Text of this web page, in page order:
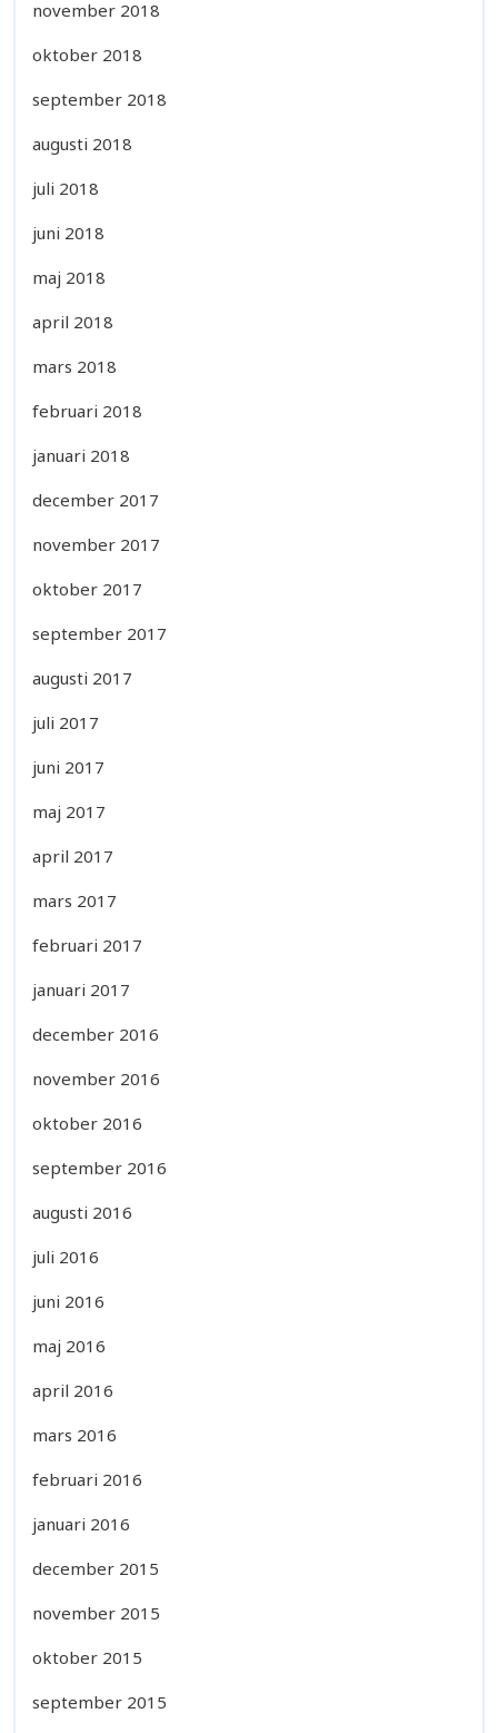
november 2018
oktober 2018
september 2018
augusti 2018
juli 2018
juni 2018
maj 2018
april 2018
mars 2018
februari 2018
januari 2018
december 2017
november 2017
oktober 2017
september 2017
augusti 2017
juli 2017
juni 2017
maj 2017
april 2017
mars 2017
februari 2017
januari 2017
december 2016
november 2016
oktober 2016
september 2016
augusti 2016
juli 2016
juni 2016
maj 2016
april 2016
mars 2016
februari 2016
januari 2016
december 2015
november 2015
oktober 2015
september 2015